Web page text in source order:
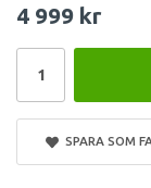
4 999 kr
SPARA SOM